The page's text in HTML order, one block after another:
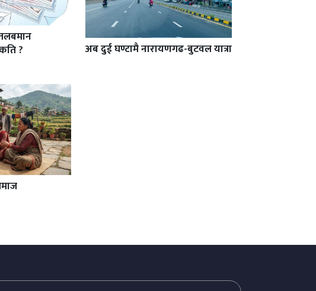
?
अब दुई घण्टामै नारायणगढ-बुटवल यात्रा